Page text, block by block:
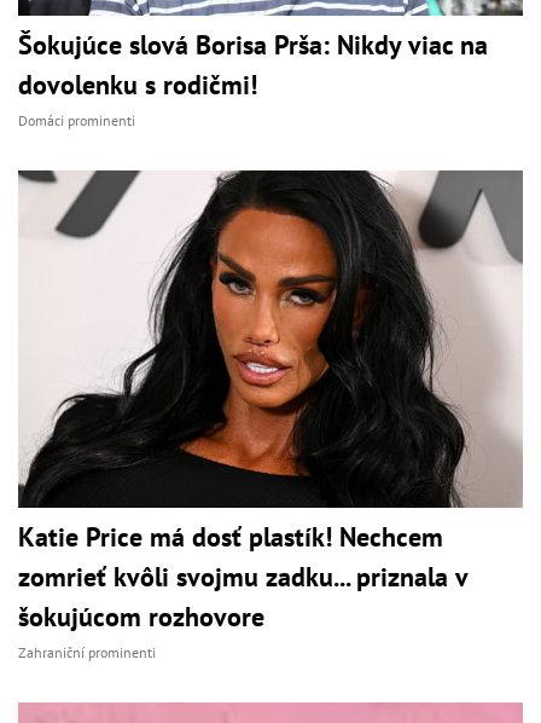
Šokujúce slová Borisa Prša: Nikdy viac na
dovolenku s rodičmi!
Domáci prominenti
Katie Price má dosť plastík! Nechcem
zomrieť kvôli svojmu zadku... priznala v
šokujúcom rozhovore
Zahraniční prominenti